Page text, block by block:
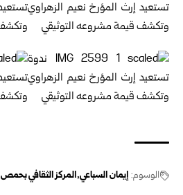
الوسوم: إيمان السباعي المركز الثقافي بحمص